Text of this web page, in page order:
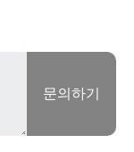
문의하기